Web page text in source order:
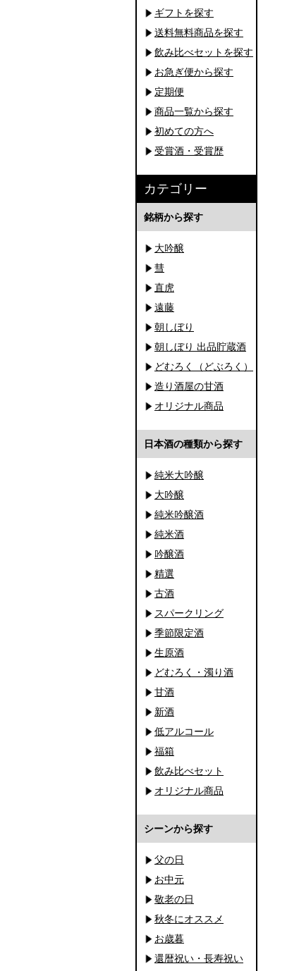
ギフトを探す
送料無料商品を探す
飲み比べセットを探す
お急ぎ便から探す
定期便
商品一覧から探す
初めての方へ
受賞酒・受賞歴
カテゴリー
銘柄から探す
大吟醸
彗
直虎
遠藤
朝しぼり
朝しぼり 出品貯蔵酒
どむろく（どぶろく）
造り酒屋の甘酒
オリジナル商品
日本酒の種類から探す
純米大吟醸
大吟醸
純米吟醸酒
純米酒
吟醸酒
精選
古酒
スパークリング
季節限定酒
生原酒
どむろく・濁り酒
甘酒
新酒
低アルコール
福箱
飲み比べセット
オリジナル商品
シーンから探す
父の日
お中元
敬老の日
秋冬にオススメ
お歳暮
還暦祝い・長寿祝い